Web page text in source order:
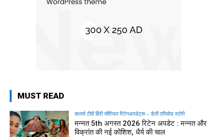
MUST READ
कलर्स टीवी हिंदी सीरियल रिटेनअपडेट्स – डेली एपिसोड स्टोरी
मन्नत 5th अगस्त 2026 रिटेन अपडेट : मन्नत और
विक्रांत की नई कोशिश, धैर्य की चाल